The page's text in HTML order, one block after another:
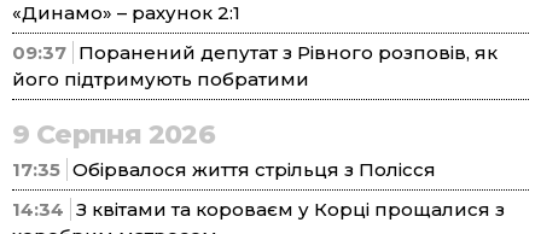
«Динамо» – рахунок 2:1
09:37 Поранений депутат з Рівного розповів, як
його підтримують побратими
9 Серпня 2026
17:35 Обірвалося життя стрільця з Полісся
14:34 З квітами та короваєм у Корці прощалися з